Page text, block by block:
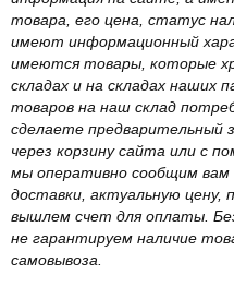
товара, его цена, статус
имеют информационный
имеются товары, которые
складах и на складах наших
товаров на наш склад
сделаете предварительный
через корзину сайта или с
мы оперативно сообщим вам
доставки, актуальную цену,
вышлем счет для оплаты.
не гарантируем наличие
самовывоза.